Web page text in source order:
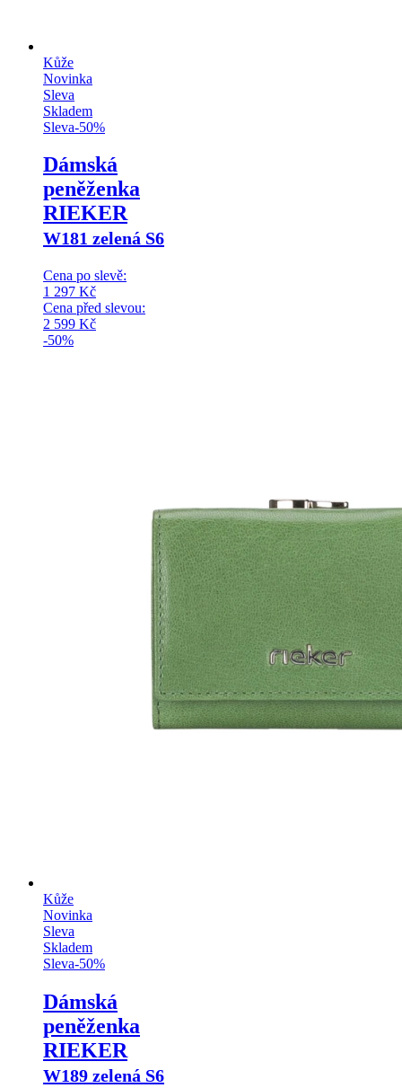
Kůže
Novinka
Sleva
Skladem
Sleva-50%
Dámská
peněženka
RIEKER
W181 zelená S6
Cena po slevě:
1 297 Kč
Cena před slevou:
2 599 Kč
-50%
Kůže
Novinka
Sleva
Skladem
Sleva-50%
Dámská
peněženka
RIEKER
W189 zelená S6